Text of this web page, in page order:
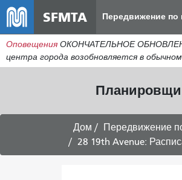
SFMTA Передвижение по
Оповещения ОКОНЧАТЕЛЬНОЕ
центра города возобновляется в
Дом Передвижение
28 19th Avenue: